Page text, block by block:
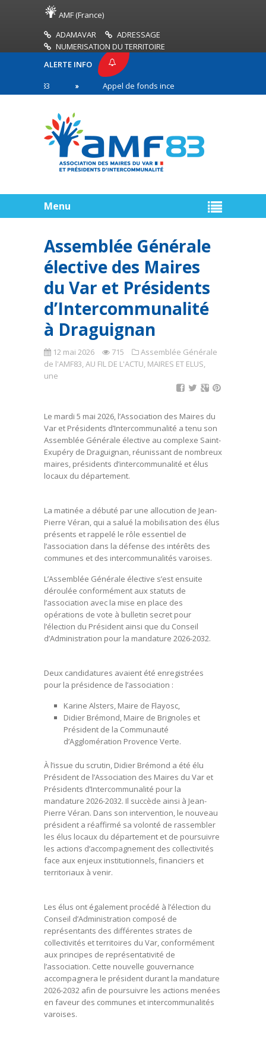
AMF (France)
ADAMAVAR
ADRESSAGE
NUMERISATION DU TERRITOIRE
ALERTE INFO
Appel de fonds incendies de forêt
ligne
Menu
Assemblée Générale
élective des Maires
du Var et Présidents
d’Intercommunalité
à Draguignan
12 mai 2026 715
Assemblée Générale
de l'AMF83,AU FIL DE L'ACTU, MAIRES ET ELUS,
une
Le mardi 5 mai 2026, l’Association des Maires du
Var et Présidents d’Intercommunalité a tenu son
Assemblée Générale élective au complexe Saint-
Exupéry de Draguignan, réunissant de nombreux
maires, présidents d’intercommunalité et élus
locaux du département.
La matinée a débuté par une allocution de Jean-
Pierre Véran, qui a salué la mobilisation des élus
présents et rappelé le rôle essentiel de
l’association dans la défense des intérêts des
communes et des intercommunalités varoises.
L’Assemblée Générale élective s’est ensuite
déroulée conformément aux statuts de
l’association avec la mise en place des
opérations de vote à bulletin secret pour
l’élection du Président ainsi que du Conseil
d’Administration pour la mandature 2026-2032.
Deux candidatures avaient été enregistrées
pour la présidence de l’association :
Karine Alsters, Maire de Flayosc,
Didier Brémond, Maire de Brignoles et
Président de la Communauté
d’Agglomération Provence Verte.
À l’issue du scrutin, Didier Brémond a été élu
Président de l’Association des Maires du Var et
Présidents d’Intercommunalité pour la
mandature 2026-2032. Il succède ainsi à Jean-
Pierre Véran. Dans son intervention, le nouveau
président a réaffirmé sa volonté de rassembler
les élus locaux du département et de poursuivre
les actions d’accompagnement des collectivités
face aux enjeux institutionnels, financiers et
territoriaux à venir.
Les élus ont également procédé à l’élection du
Conseil d’Administration composé de
représentants des différentes strates de
collectivités et territoires du Var, conformément
aux principes de représentativité de
l’association. Cette nouvelle gouvernance
accompagnera le président durant la mandature
2026-2032 afin de poursuivre les actions menées
en faveur des communes et intercommunalités
varoises.